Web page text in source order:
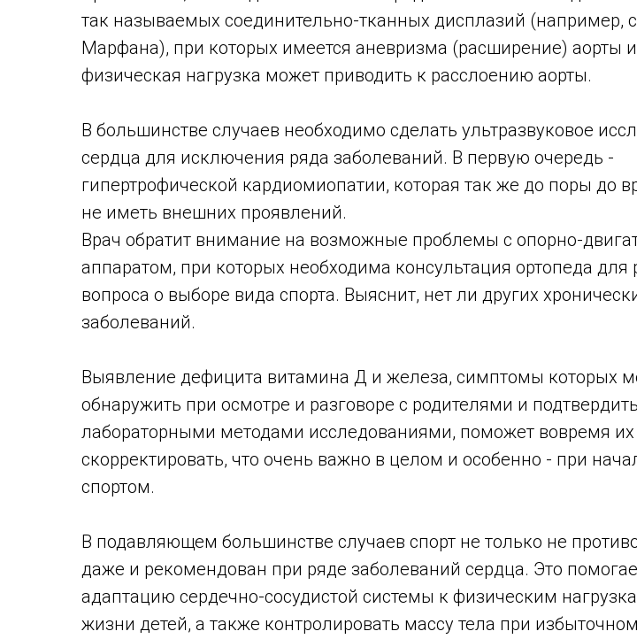
так называемых соединительно-тканных дисплазий (например,
Марфана), при которых имеется аневризма (расширение) аорты
физическая нагрузка может приводить к расслоению аорты.
В большинстве случаев необходимо сделать ультразвуковое
сердца для исключения ряда заболеваний. В первую очередь -
гипертрофической кардиомиопатии, которая так же до поры до
не иметь внешних проявлений.
Врач обратит внимание на возможные проблемы с опорно-
аппаратом, при которых необходима консультация ортопеда для
вопроса о выборе вида спорта. Выяснит, нет ли других
заболеваний.
Выявление дефицита витамина Д и железа, симптомы которых
обнаружить при осмотре и разговоре с родителями и подтвердить
лабораторными методами исследованиями, поможет вовремя их
скорректировать, что очень важно в целом и особенно - при
спортом.
В подавляющем большинстве случаев спорт не только не
даже и рекомендован при ряде заболеваний сердца. Это
адаптацию сердечно-сосудистой системы к физическим
жизни детей, а также контролировать массу тела при